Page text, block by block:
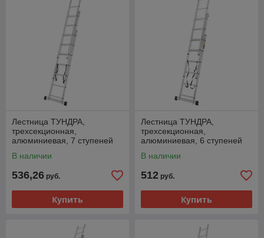
Лестница ТУНДРА,
трехсекционная,
алюминиевая, 7 ступеней
В наличии
536,26 руб.
Купить
Лестница ТУНДРА,
трехсекционная,
алюминиевая, 6 ступеней
В наличии
512 руб.
Купить